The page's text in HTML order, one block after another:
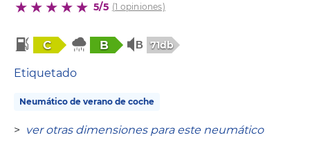
5/5 (1 opiniones)
C B 71db
Etiquetado
Neumático de verano de coche
> ver otras dimensiones para este neumático